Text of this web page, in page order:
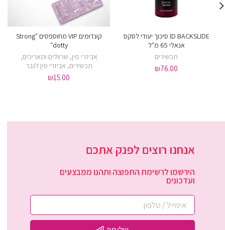
ID BACKSLIDE סיכוך יעודי לסקס
אנאלי 65 מ"ל
תכשירים
₪76.00
קונדומים VIP מחוספסים "Strong
dotty"
אביזרי מין, שרוולים ומאריכים,
תכשירים, אביזרי מין לגבר
₪15.00
אנחנו רוצים לפנק אתכם
הירשמו לרשימת התפוצה ותהנו ממבצעים
ועדכונים